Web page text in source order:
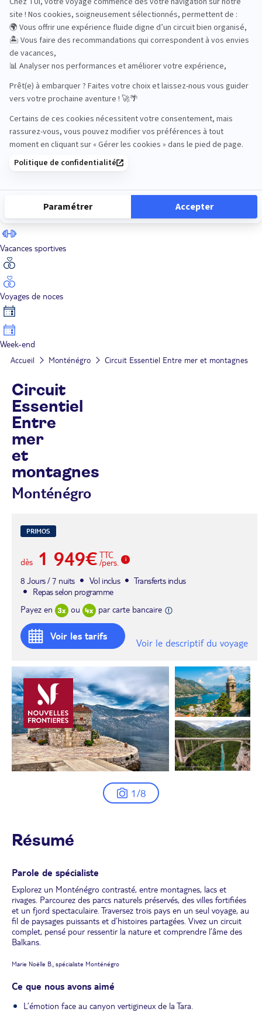
Road Trips
Safari
Sénior
Vacances sportives
Voyages de noces
Week-end
Accueil Monténégro Circuit Essentiel Entre mer et montagnes
Circuit
Essentiel
Entre
mer
et
montagnes
Monténégro
PRIMOS
dès 1 949€ TTC
/pers.
8 Jours / 7 nuits
Vol inclus
Transferts inclus
Repas selon programme
Payez en
ou par carte bancaire
Voir les tarifs
Voir le descriptif du voyage
1/8
Résumé
Parole de spécialiste
Explorez un Monténégro contrasté, entre montagnes, lacs et
rivages. Parcourez des parcs naturels préservés, des villes fortifiées
et un fjord spectaculaire. Traversez trois pays en un seul voyage, au
fil de paysages puissants et d’histoires partagées. Vivez un circuit
complet, pensé pour ressentir la nature et comprendre l’âme des
Balkans.
Marie Noëlle B., spécialiste Monténégro
Ce que nous avons aimé
L’émotion face au canyon vertigineux de la Tara.